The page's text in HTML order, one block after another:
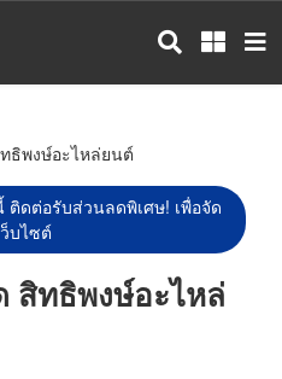
ธิพงษ์อะไหล่ยนต์
ติดต่อรับส่วนลดพิเศษ! เพื่อจัด
บไซต์
สิทธิพงษ์อะไหล่